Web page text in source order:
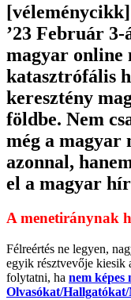
[véleménycikk]
’23 Február
magyar online
katasztrófális
keresztény
földbe. Nem
még a magyar
azonnal,
el a magyar
A menetiránynak
Félreértés ne legyen,
egyik résztvevője kiesik
folytatni, ha nem képes
Olvasókat/